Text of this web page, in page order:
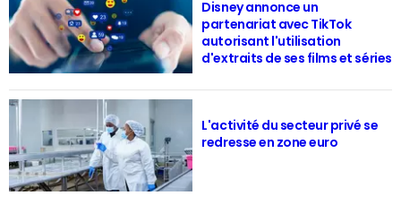
Disney annonce un
partenariat avec TikTok
autorisant l'utilisation
d'extraits de ses films et séries
L'activité du secteur privé se
redresse en zone euro